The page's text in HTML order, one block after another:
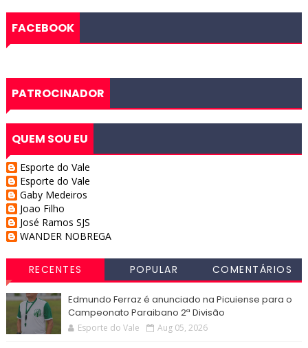
FACEBOOK
PATROCINADOR
QUEM SOU EU
Esporte do Vale
Esporte do Vale
Gaby Medeiros
Joao Filho
José Ramos SJS
WANDER NOBREGA
RECENTES POPULAR COMENTÁRIOS
Edmundo Ferraz é anunciado na Picuiense para o
Campeonato Paraibano 2ª Divisão
Esporte do Vale Aug 05, 2026